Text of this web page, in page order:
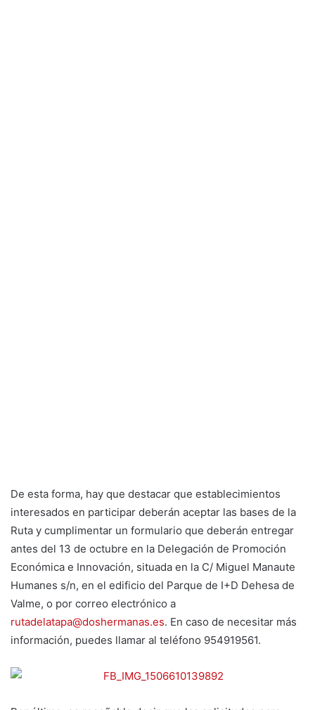
De esta forma, hay que destacar que establecimientos
interesados en participar deberán aceptar las bases de la
Ruta y cumplimentar un formulario que deberán entregar
antes del 13 de octubre en la Delegación de Promoción
Económica e Innovación, situada en la C/ Miguel Manaute
Humanes s/n, en el edificio del Parque de I+D Dehesa de
Valme, o por correo electrónico a
rutadelatapa@doshermanas.es. En caso de necesitar más
información, puedes llamar al teléfono 954919561.